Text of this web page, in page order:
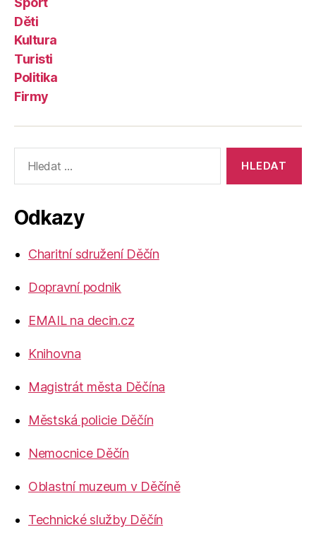
Děti
Kultura
Turisti
Politika
Firmy
vyhledávání:
Odkazy
Charitní sdružení Děčín
Dopravní podnik
EMAIL na decin.cz
Knihovna
Magistrát města Děčína
Městská policie Děčín
Nemocnice Děčín
Oblastní muzeum v Děčíně
Technické služby Děčín